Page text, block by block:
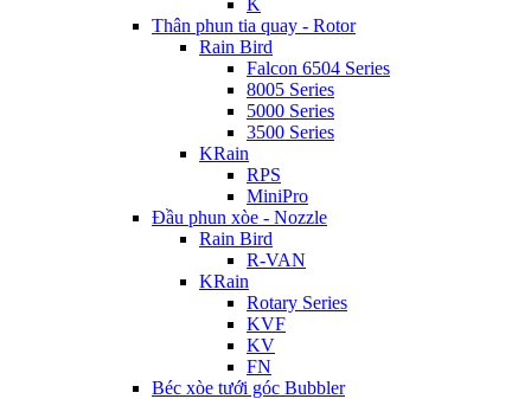
K
Thân phun tia quay - Rotor
Rain Bird
Falcon 6504 Series
8005 Series
5000 Series
3500 Series
KRain
RPS
MiniPro
Đầu phun xòe - Nozzle
Rain Bird
R-VAN
KRain
Rotary Series
KVF
KV
FN
Béc xòe tưới góc Bubbler